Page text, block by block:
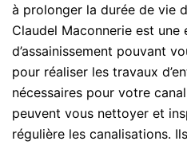
à prolonger la durée de vie
Claudel Maconnerie est une
d’assainissement pouvant
pour réaliser les travaux
nécessaires pour votre
peuvent vous nettoyer et
régulière les canalisations.